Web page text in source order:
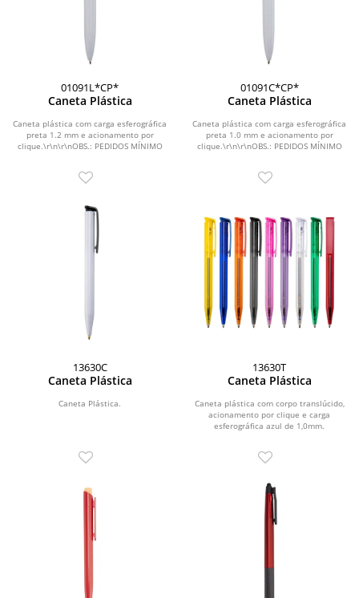
01091L*CP*
Caneta Plástica
Caneta plástica com carga esferográfica
preta 1.2 mm e acionamento por
clique.\r\n\r\nOBS.: PEDIDOS MÍNIMO
01091C*CP*
Caneta Plástica
Caneta plástica com carga esferográfica
preta 1.0 mm e acionamento por
clique.\r\n\r\nOBS.: PEDIDOS MÍNIMO
13630C
Caneta Plástica
Caneta Plástica.
13630T
Caneta Plástica
Caneta plástica com corpo translúcido,
acionamento por clique e carga
esferográfica azul de 1,0mm.